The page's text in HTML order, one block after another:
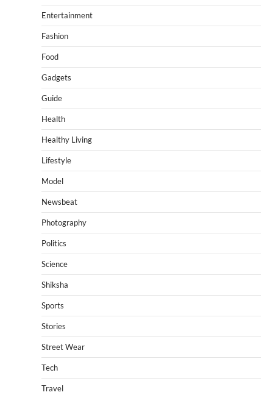
Entertainment
Fashion
Food
Gadgets
Guide
Health
Healthy Living
Lifestyle
Model
Newsbeat
Photography
Politics
Science
Shiksha
Sports
Stories
Street Wear
Tech
Travel